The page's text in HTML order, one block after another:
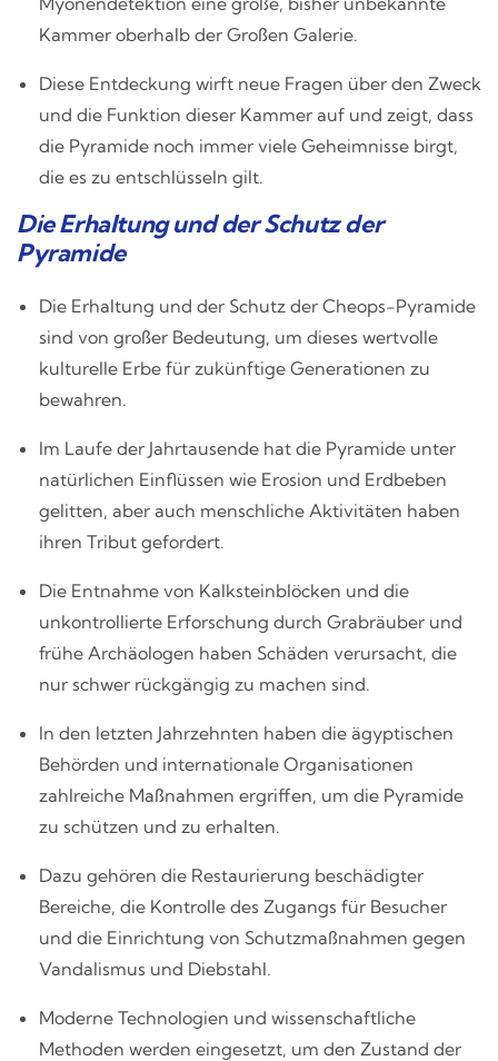
Kammer oberhalb der Großen Galerie.
Diese Entdeckung wirft neue Fragen über den Zweck
und die Funktion dieser Kammer auf und zeigt, dass
die Pyramide noch immer viele Geheimnisse birgt,
die es zu entschlüsseln gilt.
Die Erhaltung und der Schutz der
Pyramide
Die Erhaltung und der Schutz der Cheops-Pyramide
sind von großer Bedeutung, um dieses wertvolle
kulturelle Erbe für zukünftige Generationen zu
bewahren.
Im Laufe der Jahrtausende hat die Pyramide unter
natürlichen Einflüssen wie Erosion und Erdbeben
gelitten, aber auch menschliche Aktivitäten haben
ihren Tribut gefordert.
Die Entnahme von Kalksteinblöcken und die
unkontrollierte Erforschung durch Grabräuber und
frühe Archäologen haben Schäden verursacht, die
nur schwer rückgängig zu machen sind.
In den letzten Jahrzehnten haben die ägyptischen
Behörden und internationale Organisationen
zahlreiche Maßnahmen ergriffen, um die Pyramide
zu schützen und zu erhalten.
Dazu gehören die Restaurierung beschädigter
Bereiche, die Kontrolle des Zugangs für Besucher
und die Einrichtung von Schutzmaßnahmen gegen
Vandalismus und Diebstahl.
Moderne Technologien und wissenschaftliche
Methoden werden eingesetzt, um den Zustand der